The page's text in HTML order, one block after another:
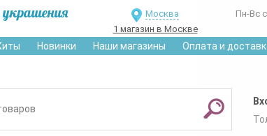
Москва
1 магазин в Москве
Пн-Вс
Новинки Наши магазины Оплата и